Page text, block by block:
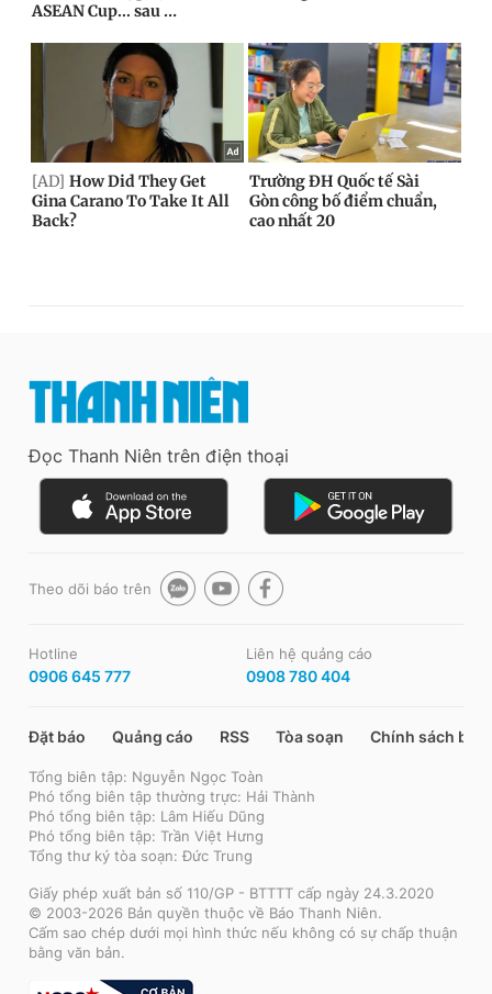
Đọc Thanh Niên trên điện thoại
Theo dõi báo trên
Hotline
0906 645 777
Liên hệ quảng cáo
0908 780 404
Đặt báo Quảng cáo RSS Tòa soạn Chính sách bảo
Tổng biên tập: Nguyễn Ngọc Toàn
Phó tổng biên tập thường trực: Hải Thành
Phó tổng biên tập: Lâm Hiếu Dũng
Phó tổng biên tập: Trần Việt Hưng
Tổng thư ký tòa soạn: Đức Trung
Giấy phép xuất bản số 110/GP - BTTTT cấp ngày 24.3.2020
© 2003-2026 Bản quyền thuộc về Báo Thanh Niên.
Cấm sao chép dưới mọi hình thức nếu không có sự chấp thuận
bằng văn bản.